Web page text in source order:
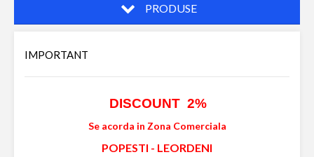
PRODUSE
IMPORTANT
DISCOUNT 2%
Se acorda in Zona Comerciala
POPESTI - LEORDENI